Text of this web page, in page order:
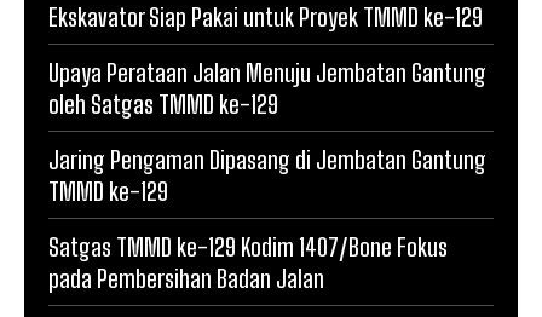
Ekskavator Siap Pakai untuk Proyek TMMD ke-129
Upaya Perataan Jalan Menuju Jembatan Gantung
oleh Satgas TMMD ke-129
Jaring Pengaman Dipasang di Jembatan Gantung
TMMD ke-129
Satgas TMMD ke-129 Kodim 1407/Bone Fokus
pada Pembersihan Badan Jalan